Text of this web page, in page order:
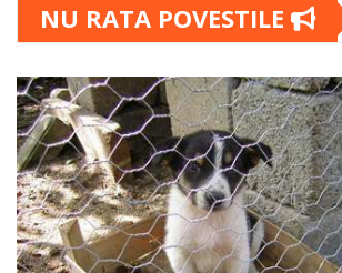
NU RATA POVESTILE